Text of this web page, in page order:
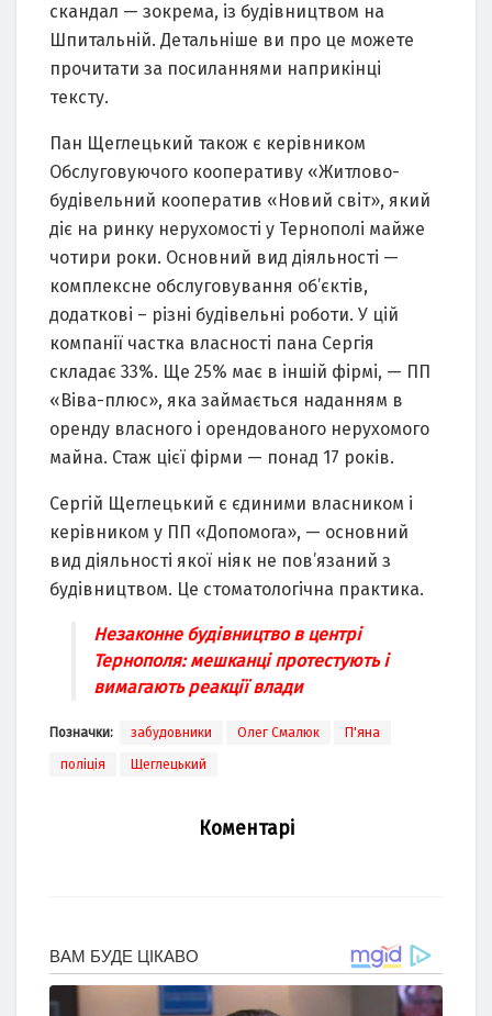
скандал — зокрема, із будівництвом на
Шпитальній. Детальніше ви про це можете
прочитати за посиланнями наприкінці
тексту.
Пан Щеглецький також є керівником
Обслуговуючого кооперативу «Житлово-
будівельний кооператив «Новий світ», який
діє на ринку нерухомості у Тернополі майже
чотири роки. Основний вид діяльності —
комплексне обслуговування об’єктів,
додаткові – різні будівельні роботи. У цій
компанії частка власності пана Сергія
складає 33%. Ще 25% має в іншій фірмі, — ПП
«Віва-плюс», яка займається наданням в
оренду власного і орендованого нерухомого
майна. Стаж цієї фірми — понад 17 років.
Сергій Щеглецький є єдиними власником і
керівником у ПП «Допомога», — основний
вид діяльності якої ніяк не пов’язаний з
будівництвом. Це стоматологічна практика.
Незаконне будівництво в центрі
Тернополя: мешканці протестують і
вимагають реакції влади
Позначки: забудовники Олег Смалюк П'яна
поліція Щеглецький
Коментарі